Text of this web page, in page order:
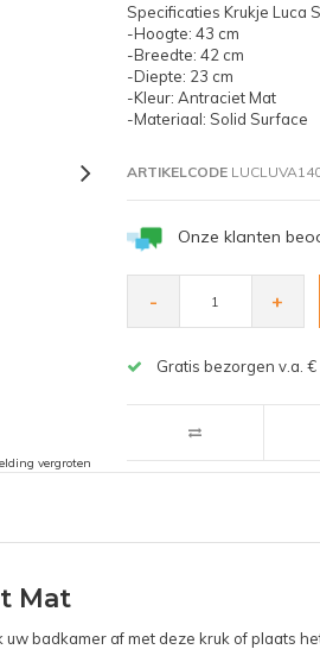
vergroten
Specificaties Krukje Luca
-Hoogte: 43 cm
-Breedte: 42 cm
-Diepte: 23 cm
-Kleur: Antraciet Mat
-Materiaal: Solid Surface
ARTIKELCODE
Onze klanten
- +
Gratis bezorgen v.a. €
Mat
badkamer af met deze kruk of plaats